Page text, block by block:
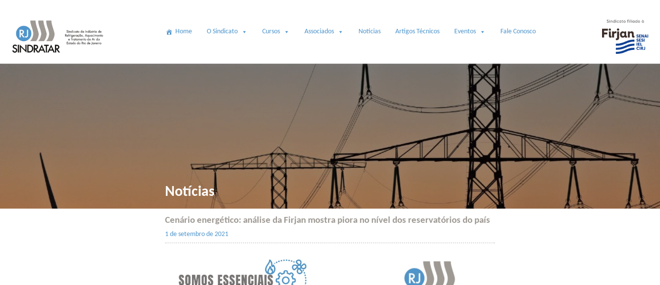
Home O Sindicato Cursos Associados Notícias Artigos Técnicos Eventos Fale Conosco
Notícias
Cenário energético: análise da Firjan mostra piora no nível dos reservatórios do país
1 de setembro de 2021